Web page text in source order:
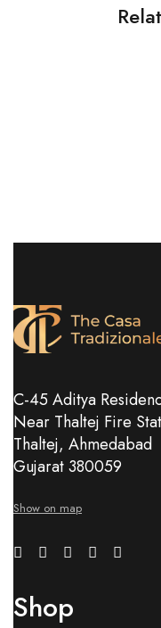
C-45 Aditya
Near Thaltej Fire
Thaltej, Ahmedabad
Gujarat 380059
Show on map
Shop